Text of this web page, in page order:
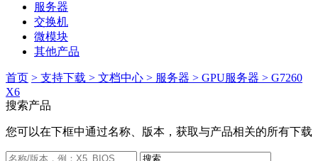
服务器
交换机
微模块
其他产品
首页 > 支持下载 > 文档中心 > 服务器 > GPU服务器 > G7260
X6
搜索产品
您可以在下框中通过名称、版本，获取与产品相关的所有下载